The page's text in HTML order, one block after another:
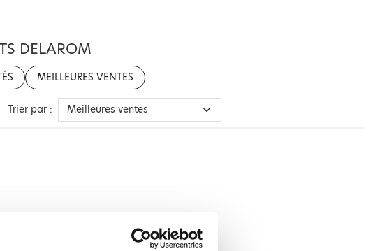
DELAROM
MEILLEURES VENTES
Trier par :